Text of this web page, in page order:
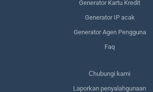
Generator Kartu Kredit
Generator IP acak
Generator Agen Pengguna
Faq
Сhubungi kami
Laporkan penyalahgunaan